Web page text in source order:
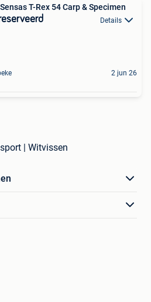
T-Rex 54 Carp & Specimen
Details
2 jun 26
| Witvissen